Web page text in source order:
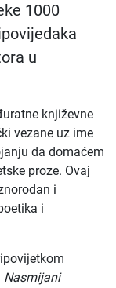
1000
u
književne
vezane uz ime
da domaćem
proze. Ovaj
i
i
Nasmijani